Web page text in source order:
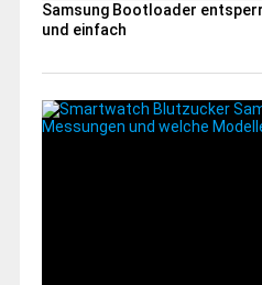
Samsung Bootloader
und einfach